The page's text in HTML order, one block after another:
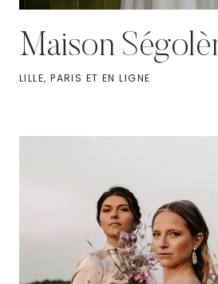
Maison
LILLE, PARIS ET EN LIGNE